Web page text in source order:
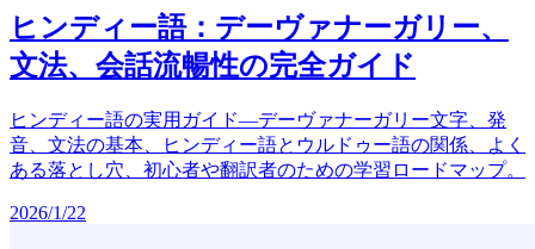
ヒンディー語：デーヴァナーガリー、
文法、会話流暢性の完全ガイド
ヒンディー語の実用ガイド―デーヴァナーガリー文字、発
音、文法の基本、ヒンディー語とウルドゥー語の関係、よく
ある落とし穴、初心者や翻訳者のための学習ロードマップ。
2026/1/22